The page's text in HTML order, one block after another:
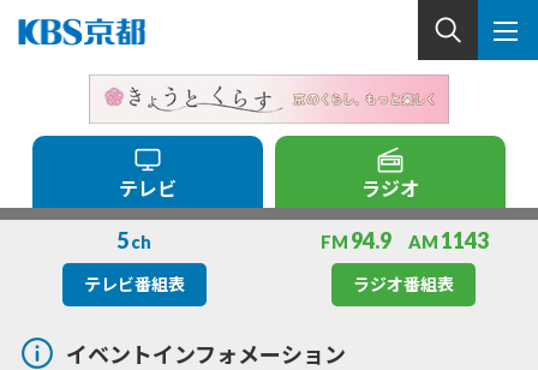
テレビ ラジオ
5 ch
テレビ番組表
FM 94.9 AM 1143
ラジオ番組表
イベントインフォメーション